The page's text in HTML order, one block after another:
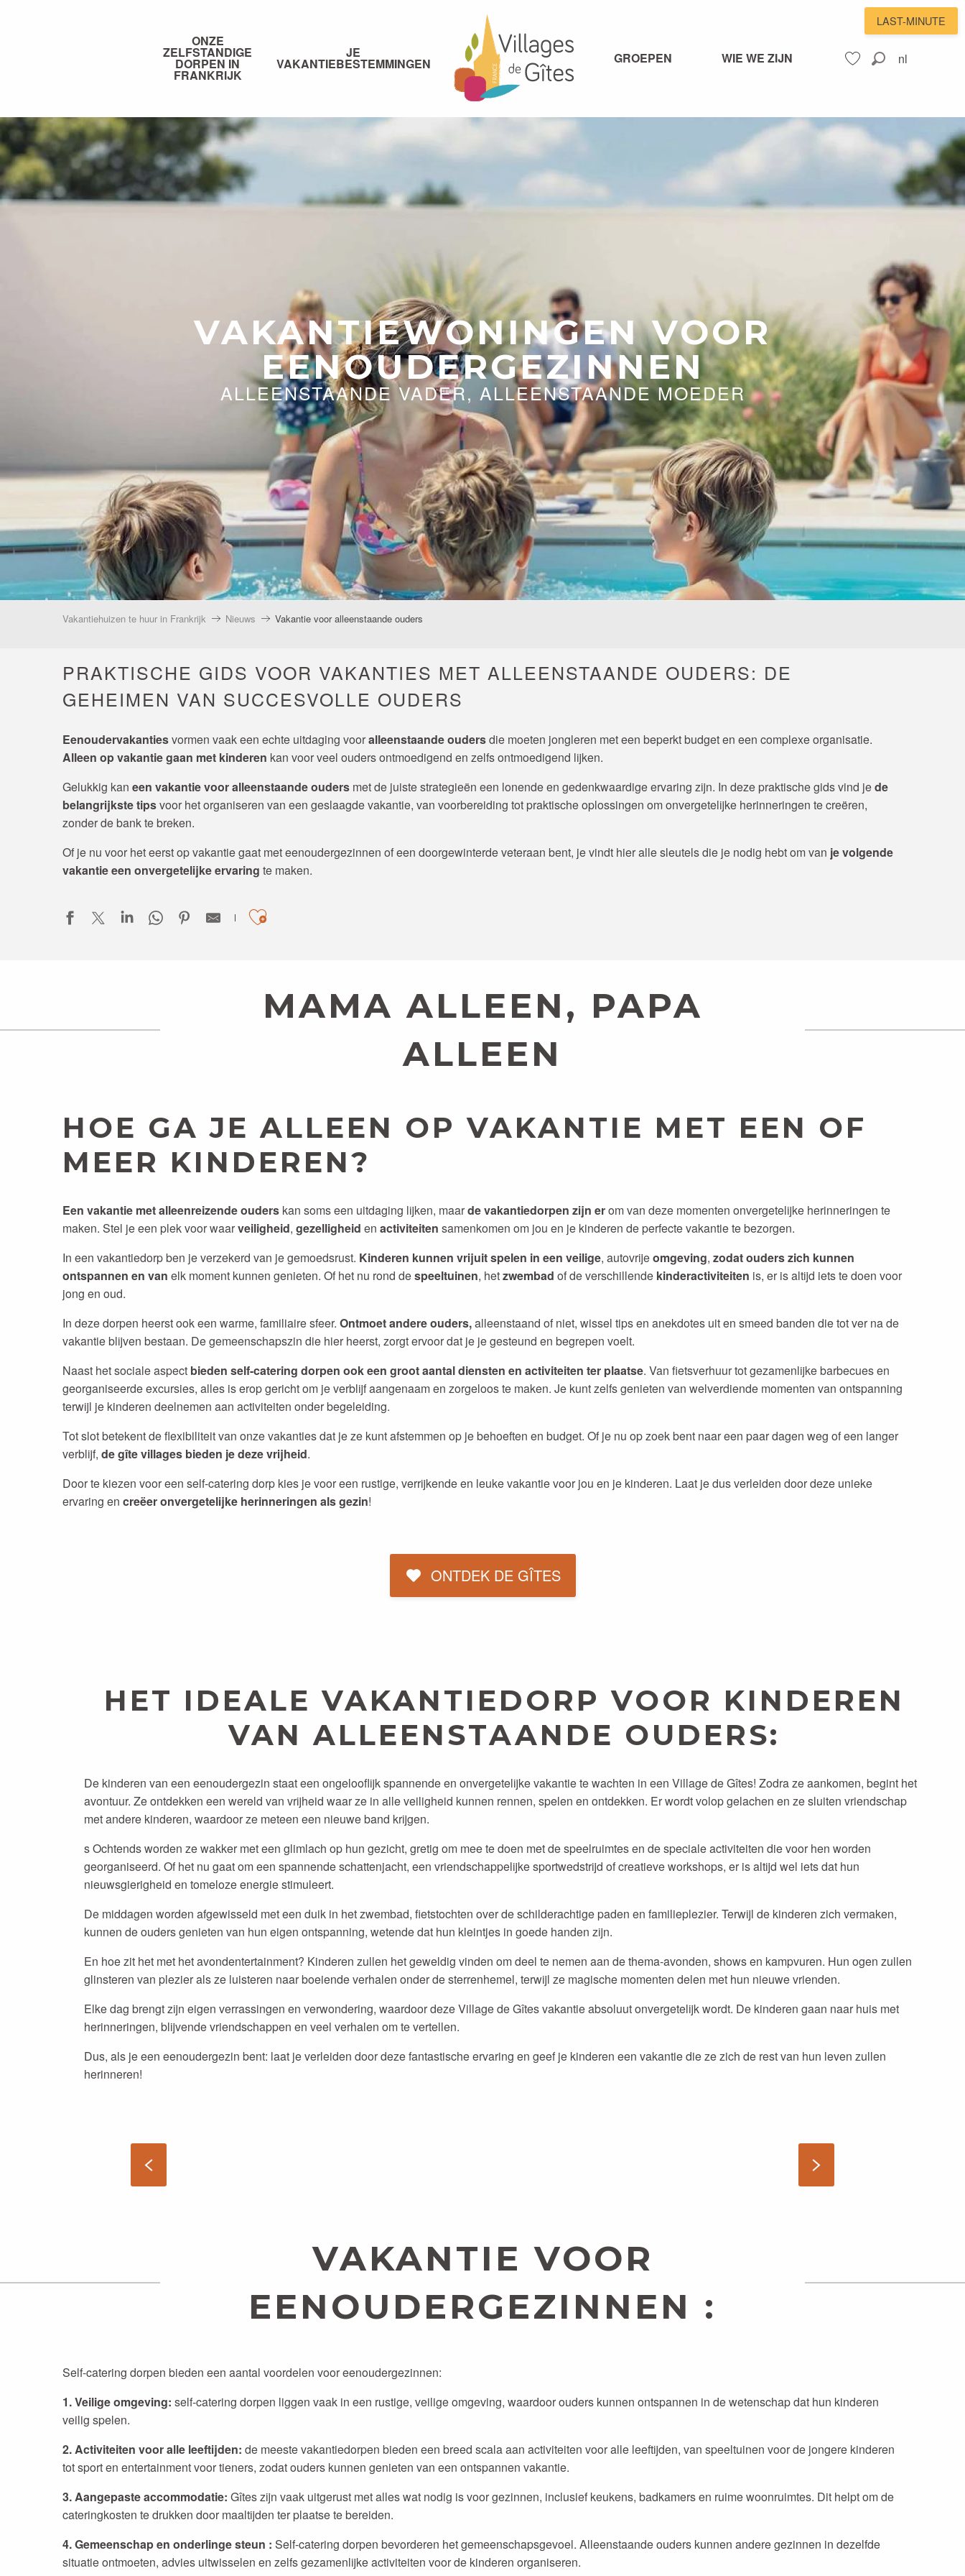
nl
LAST-MINUTE
ONZE
ZELFSTANDIGE
DORPEN IN
FRANKRIJK
JE
VAKANTIEBESTEMMINGEN GROEPEN WIE WE ZIJN
VAKANTIEWONINGEN VOOR
EENOUDERGEZINNEN
ALLEENSTAANDE VADER, ALLEENSTAANDE MOEDER
Vakantiehuizen te huur in Frankrijk Nieuws Vakantie voor alleenstaande ouders
PRAKTISCHE GIDS VOOR VAKANTIES MET ALLEENSTAANDE OUDERS: DE
GEHEIMEN VAN SUCCESVOLLE OUDERS
Eenoudervakantiesvormen vaak een echte uitdaging vooralleenstaande oudersdie moeten jongleren met een beperkt budget en een complexe organisatie.
Alleen op vakantie gaan met kinderen kan voor veel ouders ontmoedigend en zelfs ontmoedigend lijken.
Gelukkig kan een vakantie voor alleenstaande ouders met de juiste strategieën een lonende en gedenkwaardige ervaring zijn. In deze praktische gids vind jede
belangrijkste tipsvoor het organiseren van een geslaagde vakantie, van voorbereiding tot praktische oplossingen om onvergetelijke herinneringen te creëren,
zonder de bank te breken.
Of je nu voor het eerst op vakantie gaat met eenoudergezinnen of een doorgewinterde veteraan bent, je vindt hier alle sleutels die je nodig hebt om van je volgende
vakantie een onvergetelijke ervaring te maken.
Ajouter aux favoris
MAMA ALLEEN, PAPA
ALLEEN
HOE GA JE ALLEEN OP VAKANTIE MET EEN OF
MEER KINDEREN?
Een vakantie met alleenreizende ouders kan soms een uitdaging lijken, maarde vakantiedorpen zijn erom van deze momenten onvergetelijke herinneringen te
maken. Stel je een plek voor waarveiligheid, gezelligheid en activiteiten samenkomen om jou en je kinderen de perfecte vakantie te bezorgen.
In een vakantiedorp ben je verzekerd van je gemoedsrust. Kinderen kunnen vrijuit spelen in een veilige, autovrijeomgeving, zodat ouders zich kunnen
ontspannen en van elk moment kunnen genieten. Of het nu rond despeeltuinen, hetzwembad of de verschillende kinderactiviteiten is, er is altijd iets te doen voor
jong en oud.
In deze dorpen heerst ook een warme, familiaire sfeer. Ontmoet andere ouders,alleenstaand of niet, wissel tips en anekdotes uit en smeed banden die tot ver na de
vakantie blijven bestaan. De gemeenschapszin die hier heerst, zorgt ervoor dat je je gesteund en begrepen voelt.
Naast het sociale aspect bieden self-catering dorpen ook een groot aantal diensten en activiteiten ter plaatse. Van fietsverhuur tot gezamenlijke barbecues en
georganiseerde excursies, alles is erop gericht om je verblijf aangenaam en zorgeloos te maken. Je kunt zelfs genieten van welverdiende momenten van ontspanning
terwijl je kinderen deelnemen aan activiteiten onder begeleiding.
Tot slot betekent de flexibiliteit van onze vakanties dat je ze kunt afstemmen op je behoeften en budget. Of je nu op zoek bent naar een paar dagen weg of een langer
verblijf, de gîte villages bieden je deze vrijheid.
Door te kiezen voor een self-catering dorp kies je voor een rustige, verrijkende en leuke vakantie voor jou en je kinderen. Laat je dus verleiden door deze unieke
ervaring en creëer onvergetelijke herinneringen als gezin!
ONTDEK DE GÎTES
HET IDEALE VAKANTIEDORP VOOR KINDEREN
VAN ALLEENSTAANDE OUDERS:
De kinderen van een eenoudergezin staat een ongelooflijk spannende en onvergetelijke vakantie te wachten in een Village de Gîtes! Zodra ze aankomen, begint het
avontuur. Ze ontdekken een wereld van vrijheid waar ze in alle veiligheid kunnen rennen, spelen en ontdekken. Er wordt volop gelachen en ze sluiten vriendschap
met andere kinderen, waardoor ze meteen een nieuwe band krijgen.
s Ochtends worden ze wakker met een glimlach op hun gezicht, gretig om mee te doen met de speelruimtes en de speciale activiteiten die voor hen worden
georganiseerd. Of het nu gaat om een spannende schattenjacht, een vriendschappelijke sportwedstrijd of creatieve workshops, er is altijd wel iets dat hun
nieuwsgierigheid en tomeloze energie stimuleert.
De middagen worden afgewisseld met een duik in het zwembad, fietstochten over de schilderachtige paden en familieplezier. Terwijl de kinderen zich vermaken,
kunnen de ouders genieten van hun eigen ontspanning, wetende dat hun kleintjes in goede handen zijn.
En hoe zit het met het avondentertainment? Kinderen zullen het geweldig vinden om deel te nemen aan de thema-avonden, shows en kampvuren. Hun ogen zullen
glinsteren van plezier als ze luisteren naar boeiende verhalen onder de sterrenhemel, terwijl ze magische momenten delen met hun nieuwe vrienden.
Elke dag brengt zijn eigen verrassingen en verwondering, waardoor deze Village de Gîtes vakantie absoluut onvergetelijk wordt. De kinderen gaan naar huis met
herinneringen, blijvende vriendschappen en veel verhalen om te vertellen.
Dus, als je een eenoudergezin bent: laat je verleiden door deze fantastische ervaring en geef je kinderen een vakantie die ze zich de rest van hun leven zullen
herinneren!
VAKANTIE VOOR
EENOUDERGEZINNEN :
Self-catering dorpen bieden een aantal voordelen voor eenoudergezinnen:
1. Veilige omgeving: self-catering dorpen liggen vaak in een rustige, veilige omgeving, waardoor ouders kunnen ontspannen in de wetenschap dat hun kinderen
veilig spelen.
2. Activiteiten voor alle leeftijden: de meeste vakantiedorpen bieden een breed scala aan activiteiten voor alle leeftijden, van speeltuinen voor de jongere kinderen
tot sport en entertainment voor tieners, zodat ouders kunnen genieten van een ontspannen vakantie.
3. Aangepaste accommodatie: Gîtes zijn vaak uitgerust met alles wat nodig is voor gezinnen, inclusief keukens, badkamers en ruime woonruimtes. Dit helpt om de
cateringkosten te drukken door maaltijden ter plaatse te bereiden.
4. Gemeenschap en onderlinge steun : Self-catering dorpen bevorderen het gemeenschapsgevoel. Alleenstaande ouders kunnen andere gezinnen in dezelfde
situatie ontmoeten, advies uitwisselen en zelfs gezamenlijke activiteiten voor de kinderen organiseren.